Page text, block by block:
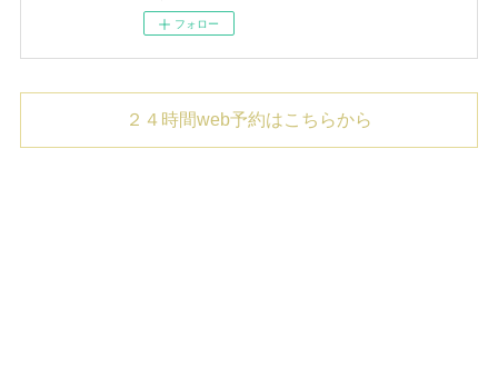
フォロー
２４時間web予約はこちらから